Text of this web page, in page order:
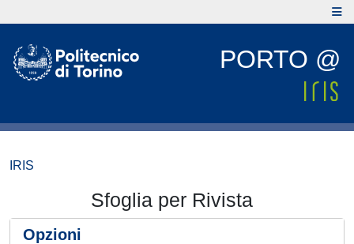
PORTO @
IRIS
Sfoglia per Rivista
Opzioni